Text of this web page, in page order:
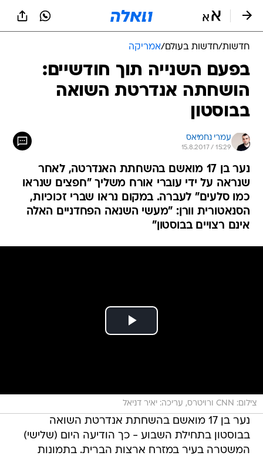
חדשות/חדשות בעולם/אמריקה
בפעם השנייה תוך חודשיים:
הושחתה אנדרטת השואה
בבוסטון
עמרי נחמיאס
15.8.2017 / 15:29
נער בן 17 מואשם בהשחתת האנדרטה, לאחר
שנראה על ידי עוברי אורח משליך "חפצים שנראו
כמו סלעים" לעברה. במקום נראו שברי זכוכיות,
הסנאטורית וורן: "מעשי השנאה הפחדניים האלה
אינם רצויים בבוסטון"
צילום: CNN ורויטרס, עריכה: יאיר דניאל
נער בן 17 מואשם בהשחתת אנדרטת השואה
בבוסטון בתחילת השבוע - כך הודיעה היום (שלישי)
המשטרה בעיר במזרח ארצות הברית. בתמונות